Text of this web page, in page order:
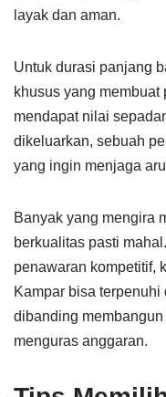
layak dan aman.
Untuk durasi panjang
khusus yang
mendapat nilai
dikeluarkan, sebuah
yang ingin menjaga
Banyak yang mengira
berkualitas pasti
penawaran kompetitif,
Kampar bisa
dibanding
menguras anggaran.